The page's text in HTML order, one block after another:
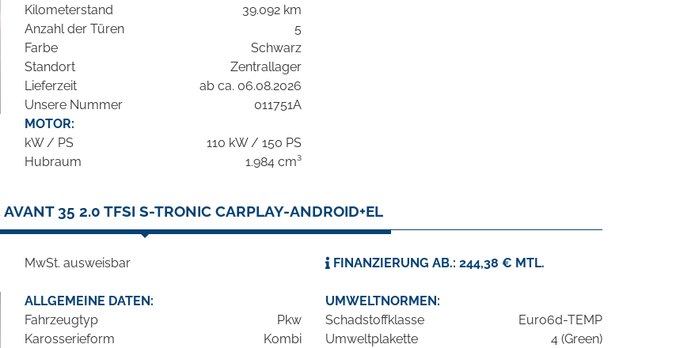
Kilometerstand
39.092 km
Anzahl der Türen
5
Farbe
Schwarz
Standort
Zentrallager
Lieferzeit
ab ca. 06.08.2026
Unsere Nummer
011751A
MOTOR:
kW / PS
110 kW / 150 PS
Hubraum
1.984 cm³
AVANT 35 2.0 TFSI S-TRONIC CARPLAY-ANDROID+EL
MwSt. ausweisbar FINANZIERUNG AB.: 244,38 € MTL.
ALLGEMEINE DATEN:
Fahrzeugtyp
Pkw
Karosserieform
Kombi
UMWELTNORMEN:
Schadstoffklasse
Euro6d-TEMP
Umweltplakette
4 (Green)